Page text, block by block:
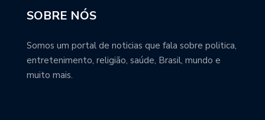
SOBRE NÓS
Somos um portal de noticias que fala sobre politica,
entretenimento, religião, saúde, Brasil, mundo e
muito mais.